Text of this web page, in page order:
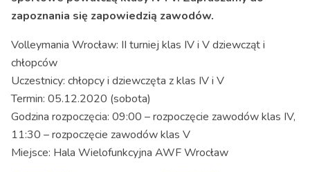
zapoznania się zapowiedzią zawodów.
Volleymania Wrocław: II turniej klas IV i V dziewcząt i
chłopców
Uczestnicy: chłopcy i dziewczęta z klas IV i V
Termin: 05.12.2020 (sobota)
Godzina rozpoczęcia: 09:00 – rozpoczęcie zawodów klas IV,
11:30 – rozpoczęcie zawodów klas V
Miejsce: Hala Wielofunkcyjna AWF Wrocław